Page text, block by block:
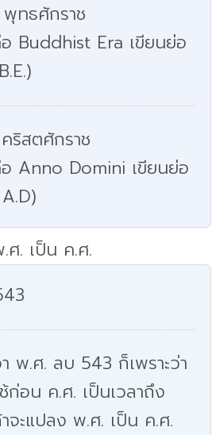
ทธศักราช
Buddhist Era เขียนย่อ
ริสตศักราช
Anno Domini เขียนย่อ
. เป็น ค.ศ.
พ.ศ. ลบ 543 ก็เพราะว่า
ก่อน ค.ศ. เป็นเวลาถึง
ะแปลง พ.ศ. เป็น ค.ศ.